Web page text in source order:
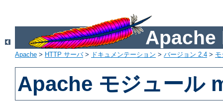
Apache
Apache > HTTP サーバ> ドキュメンテーション > バージョン 2.4 >
Apache モジュール